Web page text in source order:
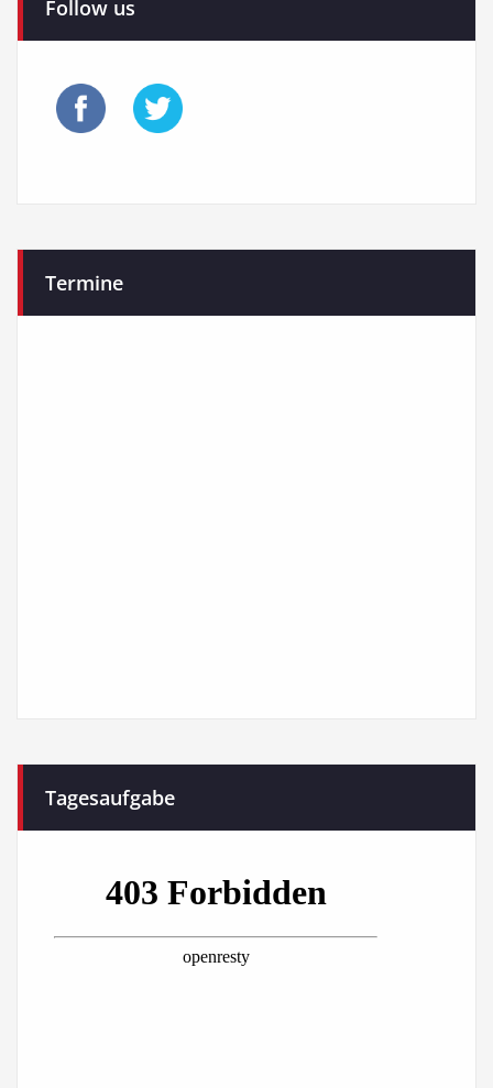
Follow us
Termine
Tagesaufgabe